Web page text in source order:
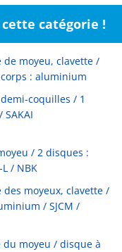
catégorie !
de moyeu, clavette /
: aluminium
coquilles / 1
/ 2 disques :
/ NBK
moyeux, clavette /
/ SJCM /
moyeu / disque à